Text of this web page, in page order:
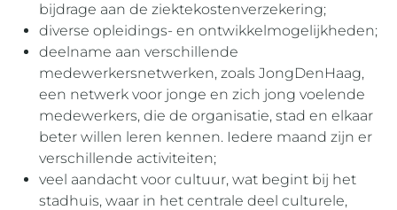
bijdrage aan de ziektekostenverzekering;
diverse opleidings- en ontwikkelmogelijkheden;
deelname aan verschillende
medewerkersnetwerken, zoals JongDenHaag,
een netwerk voor jonge en zich jong voelende
medewerkers, die de organisatie, stad en elkaar
beter willen leren kennen. Iedere maand zijn er
verschillende activiteiten;
veel aandacht voor cultuur, wat begint bij het
stadhuis, waar in het centrale deel culturele,